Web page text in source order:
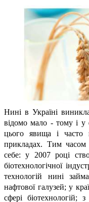
Нині в Україні
відомо мало - тому і у
цього явища і часто
прикладах. Тим часом
себе: у 2007 році
біотехнологічної
технологій нині
нафтової галузей; у
сфері біотехнологій;